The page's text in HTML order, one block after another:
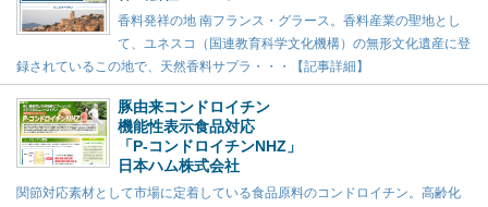
香料発祥の地 南フランス・グラース。香料産業の聖地とし
て、ユネスコ（国連教育科学文化機構）の無形文化遺産に登
録されているこの地で、天然香料サプラ・・・【記事詳細】
豚由来コンドロイチン
機能性表示食品対応
「P-コンドロイチンNHZ」
日本ハム株式会社
関節対応素材として市場に定着している食品原料のコンドロイチン。高齢化